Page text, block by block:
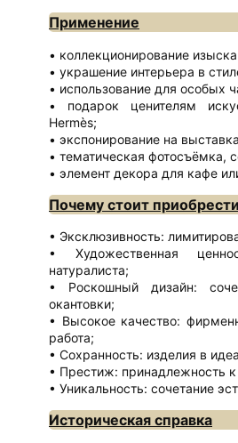
Применение
коллекционирование
украшение интерьера в
использование для особых
подарок ценителям
Hermès;
экспонирование на
тематическая фотосъёмка,
элемент декора для кафе
Почему стоит приобрести
Эксклюзивность:
Художественная
натуралиста;
Роскошный дизайн:
окантовки;
Высокое качество:
работа;
Сохранность: изделия в
Престиж: принадлежность
Уникальность: сочетание
Историческая справка